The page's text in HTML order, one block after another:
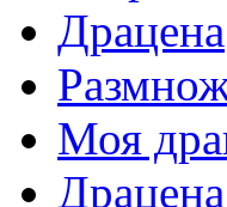
Драцена
Моя